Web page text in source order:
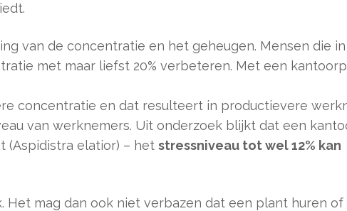
van de concentratie en het geheugen. Mensen die
met maar liefst 20% verbeteren. Met een
concentratie en dat resulteert in productievere
van werknemers. Uit onderzoek blijkt dat een
(Aspidistra elatior) – het stressniveau tot wel 12% kan
Het mag dan ook niet verbazen dat een plant huren